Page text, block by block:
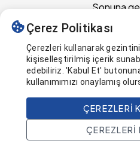
Sonuna
Ana Sayfa Ara
Çerez Politikası
Çerezleri kullanarak
kişiselleştirilmiş içerik
edebiliriz. 'Kabul Et'
kullanımımızı onaylamış
ÇEREZLERI
ÇEREZLERI